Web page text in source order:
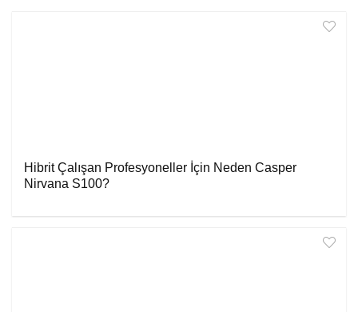
Hibrit Çalışan Profesyoneller İçin Neden Casper
Nirvana S100?